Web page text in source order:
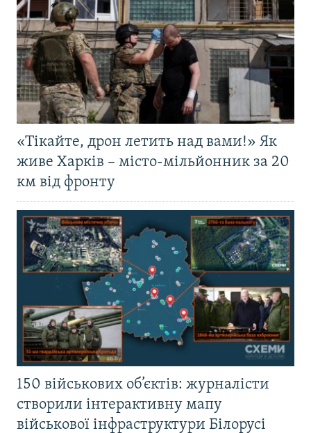
«Тікайте, дрон летить над вами!» Як
живе Харків – місто-мільйонник за 20
км від фронту
150 військових об’єктів: журналісти
створили інтерактивну мапу
військової інфраструктури Білорусі